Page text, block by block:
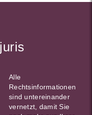
Alle
Rechtsinformationen
sind untereinander
vernetzt, damit Sie